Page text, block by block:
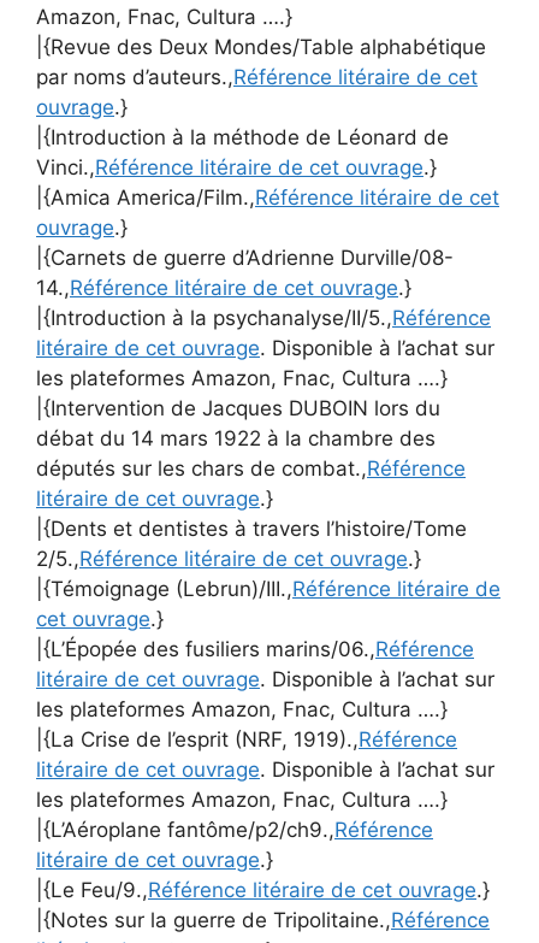
Amazon, Fnac, Cultura ….}
|{Revue des Deux Mondes/Table alphabétique
par noms d’auteurs.,Référence litéraire de cet
ouvrage.}
|{Introduction à la méthode de Léonard de
Vinci.,Référence litéraire de cet ouvrage.}
|{Amica America/Film.,Référence litéraire de cet
ouvrage.}
|{Carnets de guerre d’Adrienne Durville/08-
14.,Référence litéraire de cet ouvrage.}
|{Introduction à la psychanalyse/II/5.,Référence
litéraire de cet ouvrage. Disponible à l’achat sur
les plateformes Amazon, Fnac, Cultura ….}
|{Intervention de Jacques DUBOIN lors du
débat du 14 mars 1922 à la chambre des
députés sur les chars de combat.,Référence
litéraire de cet ouvrage.}
|{Dents et dentistes à travers l’histoire/Tome
2/5.,Référence litéraire de cet ouvrage.}
|{Témoignage (Lebrun)/III.,Référence litéraire de
cet ouvrage.}
|{L’Épopée des fusiliers marins/06.,Référence
litéraire de cet ouvrage. Disponible à l’achat sur
les plateformes Amazon, Fnac, Cultura ….}
|{La Crise de l’esprit (NRF, 1919).,Référence
litéraire de cet ouvrage. Disponible à l’achat sur
les plateformes Amazon, Fnac, Cultura ….}
|{L’Aéroplane fantôme/p2/ch9.,Référence
litéraire de cet ouvrage.}
|{Le Feu/9.,Référence litéraire de cet ouvrage.}
|{Notes sur la guerre de Tripolitaine.,Référence